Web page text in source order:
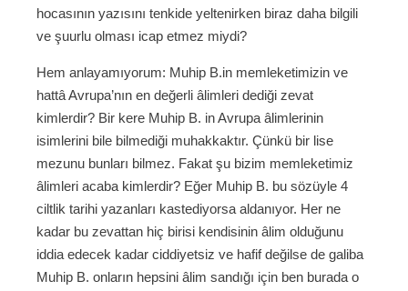
hocasının yazısını tenkide yeltenirken biraz daha bilgili
ve şuurlu olması icap etmez miydi?
Hem anlayamıyorum: Muhip B.in memleketimizin ve
hattâ Avrupa’nın en değerli âlimleri dediği zevat
kimlerdir? Bir kere Muhip B. in Avrupa âlimlerinin
isimlerini bile bilmediği muhakkaktır. Çünkü bir lise
mezunu bunları bilmez. Fakat şu bizim memleketimiz
âlimleri acaba kimlerdir? Eğer Muhip B. bu sözüyle 4
ciltlik tarihi yazanları kastediyorsa aldanıyor. Her ne
kadar bu zevattan hiç birisi kendisinin âlim olduğunu
iddia edecek kadar ciddiyetsiz ve hafif değilse de galiba
Muhip B. onların hepsini âlim sandığı için ben burada o